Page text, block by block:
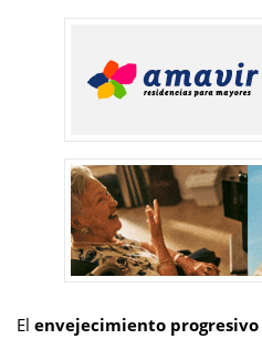
El envejecimiento progresivo